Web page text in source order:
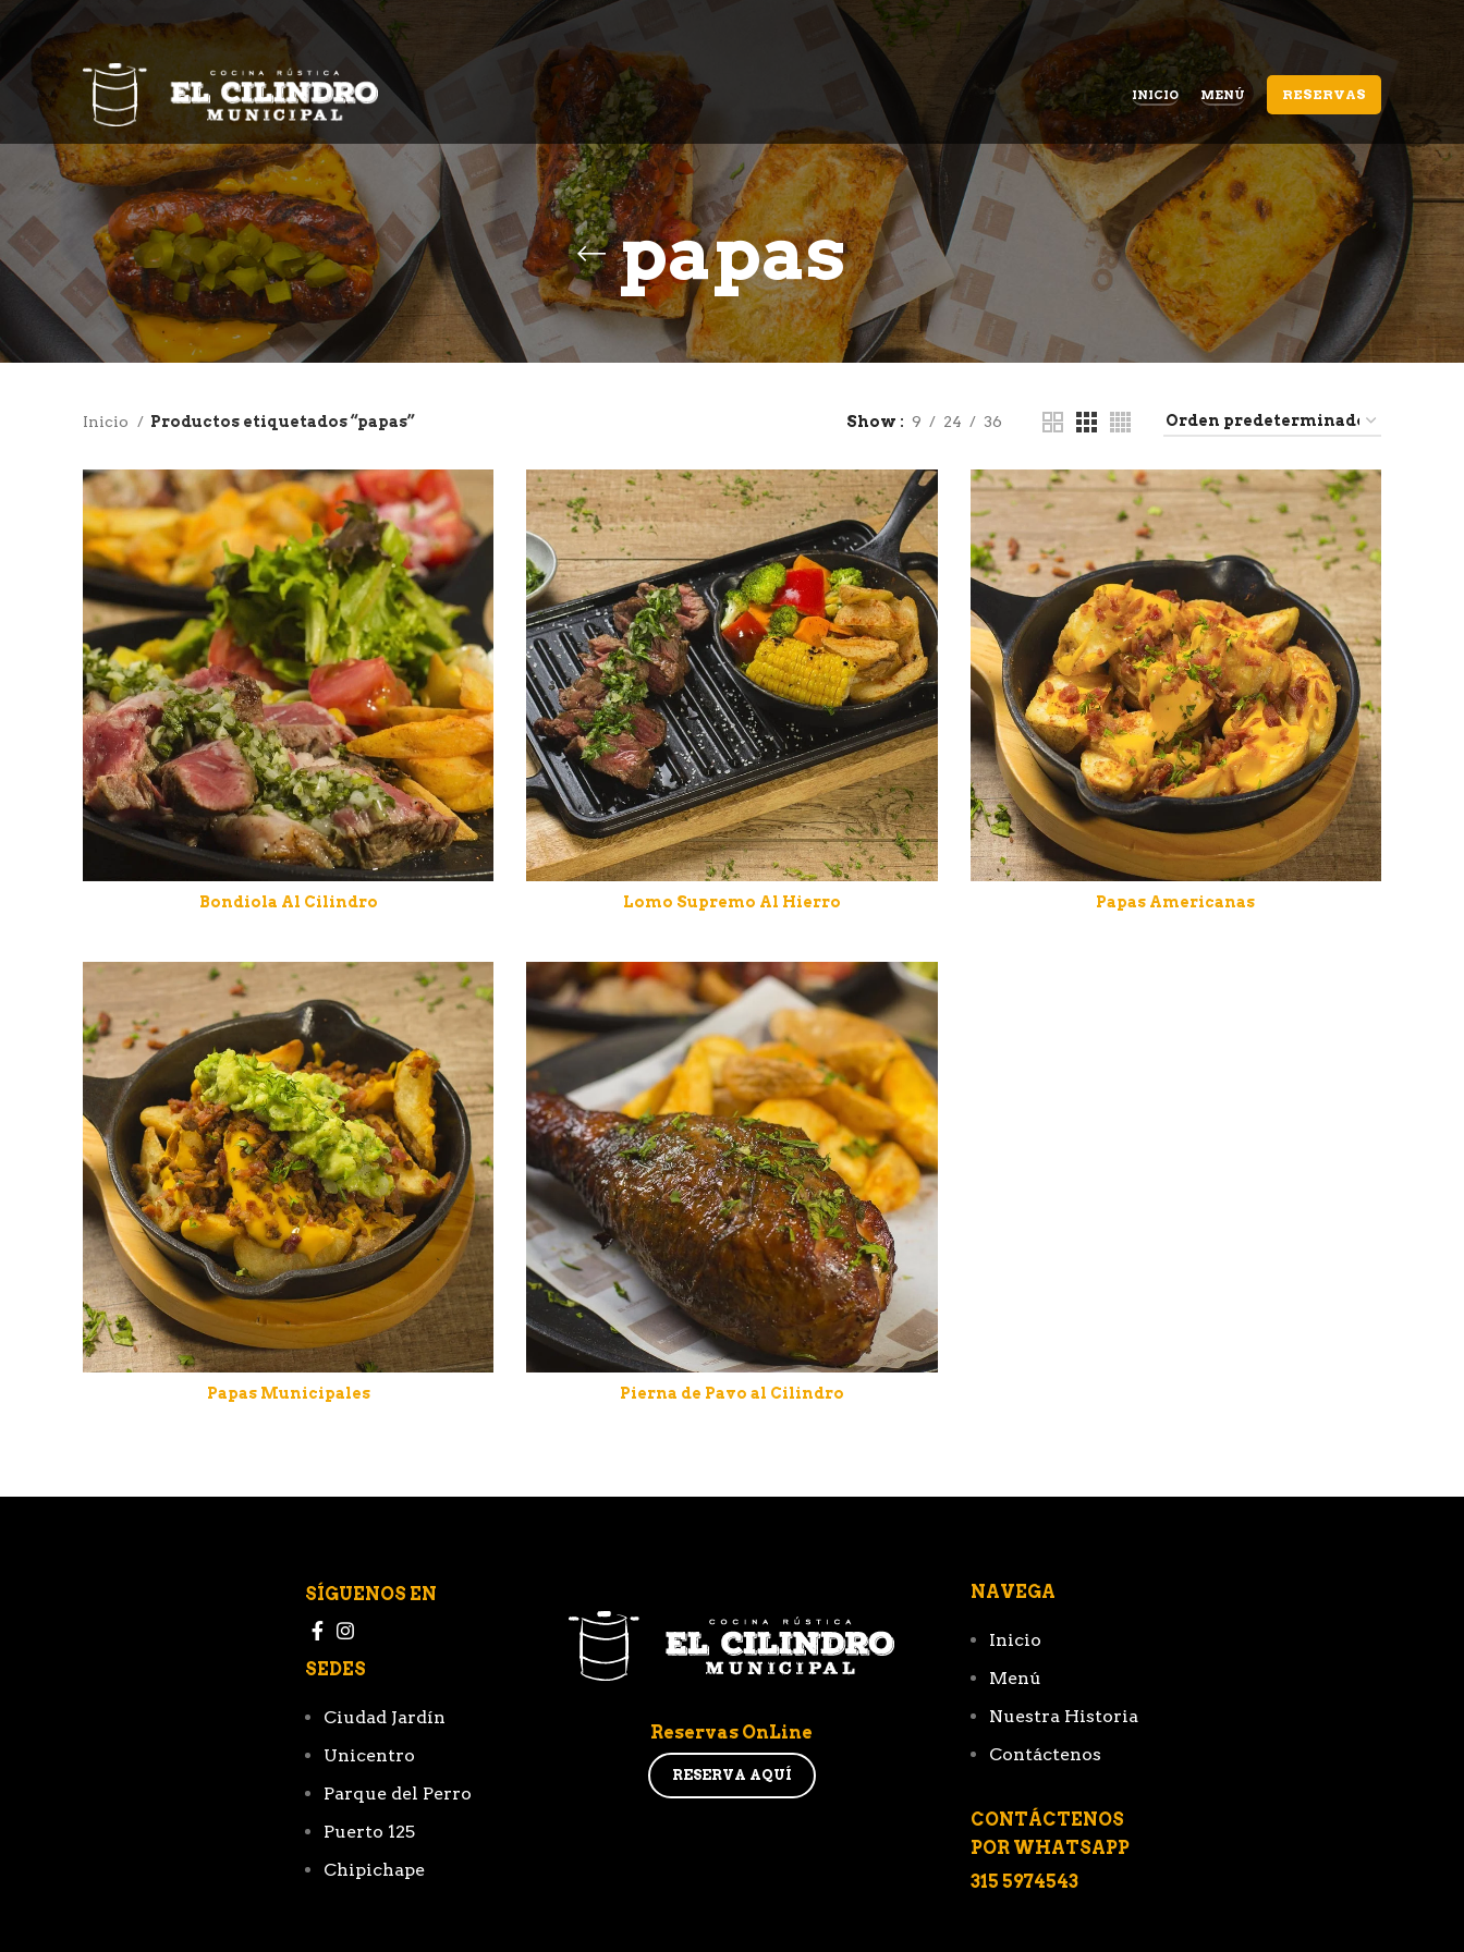
INICIO MENÚ RESERVAS
papas
Inicio Productos etiquetados “papas” Show 9 24 36
Bondiola Al Cilindro Lomo Supremo Al Hierro Papas Americanas
Papas Municipales Pierna de Pavo al Cilindro
SÍGUENOS EN
SEDES
Ciudad Jardín
Unicentro
Parque del Perro
Puerto 125
Chipichape
Reservas OnLine
RESERVA AQUÍ
NAVEGA
Inicio
Menú
Nuestra Historia
Contáctenos
CONTÁCTENOS
POR WHATSAPP
315 5974543